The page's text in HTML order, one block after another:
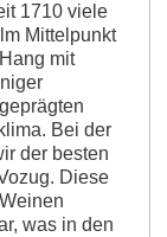
1710 viele
Mittelpunkt
mit
Bei der
der besten
Diese
was in den